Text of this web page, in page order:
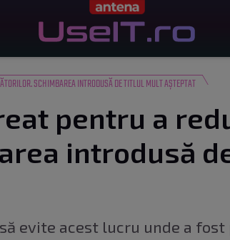
SCHIMBAREA INTRODUSĂ DE TITLUL MULT AȘTEPTAT
pentru a
introdusă
evite acest lucru unde a fost